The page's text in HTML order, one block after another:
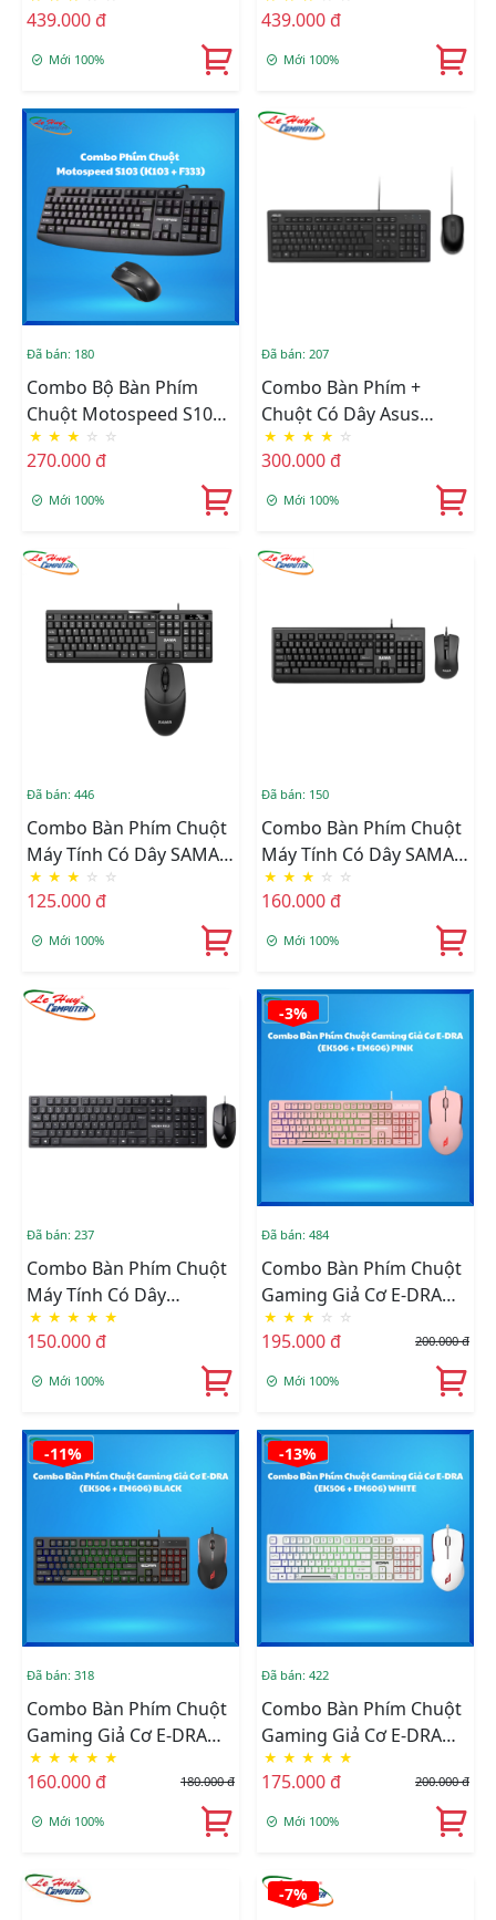
439.000 đ
Mới 100%
439.000 đ
Mới 100%
Đã bán: 180
Combo Bộ Bàn Phím
Chuột Motospeed S103
(K103 + F333)
★ ★ ★ ☆ ☆
270.000 đ
Mới 100%
Đã bán: 207
Combo Bàn Phím +
Chuột Có Dây Asus
U2000 USB
★ ★ ★ ★ ☆
300.000 đ
Mới 100%
Đã bán: 446
Combo Bàn Phím Chuột
Máy Tính Có Dây SAMA
MK100
★ ★ ★ ☆ ☆
125.000 đ
Mới 100%
Đã bán: 150
Combo Bàn Phím Chuột
Máy Tính Có Dây SAMA
MK160
★ ★ ★ ☆ ☆
160.000 đ
Mới 100%
Đã bán: 237
Combo Bàn Phím Chuột
Máy Tính Có Dây
GOLDEN FIELD KM038
PRO
★ ★ ★ ★ ★
150.000 đ
Mới 100%
-3%
Đã bán: 484
Combo Bàn Phím Chuột
Gaming Giả Cơ E-DRA
EK506 Led Rainbow Pink
★ ★ ★ ☆ ☆
195.000 đ 200.000 đ
Mới 100%
-11%
Đã bán: 318
Combo Bàn Phím Chuột
Gaming Giả Cơ E-DRA
EK506 Led Rainbow
Black
★ ★ ★ ★ ★
160.000 đ 180.000 đ
Mới 100%
-13%
Đã bán: 422
Combo Bàn Phím Chuột
Gaming Giả Cơ E-DRA
EK506 Led Rainbow
White
★ ★ ★ ★ ★
175.000 đ 200.000 đ
Mới 100%
-7%